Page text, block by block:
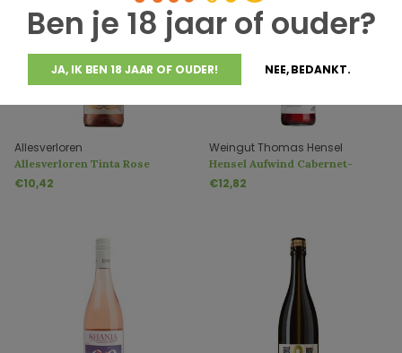
Ben je 18 jaar of ouder?
JA, IK BEN 18 JAAR OF OUDER! NEE, BEDANKT.
Allesverloren
Allesverloren Tinta Rose
€10,42
Weingut Thomas Hensel
Hensel Aufwind Cabernet-
Merlot Rose
€12,82